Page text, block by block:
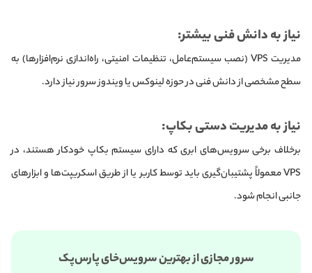
نیاز به دانش فنی بیشتر:
مدیریت VPS (نصب سیستم‌عامل، تنظیمات امنیتی، راه‌اندازی نرم‌افزارها) به
سطح مشخصی از دانش فنی در حوزه لینوکس یا ویندوز سرور نیاز دارد.
نیاز به مدیریت دستی بکاپ:
برخلاف برخی سرویس‌های ابری که دارای سیستم بکاپ خودکار هستند، در
VPS معمولاً پشتیبان‌گیری باید توسط کاربر یا از طریق اسکریپت‌ها و ابزارهای
جانبی انجام شود.
سرور مجازی از بهترین سرویس‌خای پارس‌پک